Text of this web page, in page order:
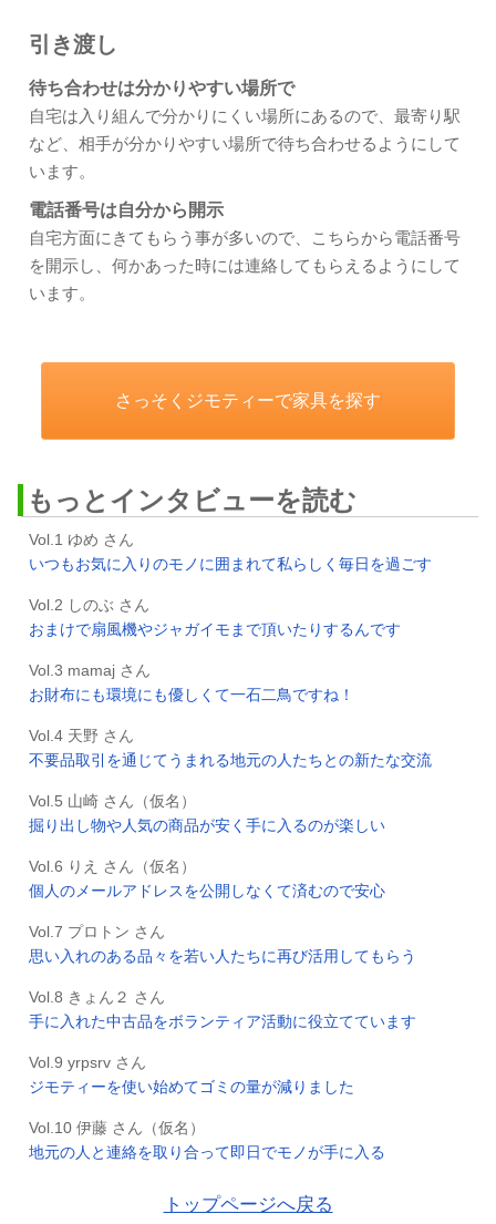
引き渡し
待ち合わせは分かりやすい場所で
自宅は入り組んで分かりにくい場所にあるので、最寄り駅
など、相手が分かりやすい場所で待ち合わせるようにして
います。
電話番号は自分から開示
自宅方面にきてもらう事が多いので、こちらから電話番号
を開示し、何かあった時には連絡してもらえるようにして
います。
さっそくジモティーで家具を探す
もっとインタビューを読む
Vol.1 ゆめ さん
いつもお気に入りのモノに囲まれて私らしく毎日を過ごす
Vol.2 しのぶ さん
おまけで扇風機やジャガイモまで頂いたりするんです
Vol.3 mamaj さん
お財布にも環境にも優しくて一石二鳥ですね！
Vol.4 天野 さん
不要品取引を通じてうまれる地元の人たちとの新たな交流
Vol.5 山崎 さん（仮名）
掘り出し物や人気の商品が安く手に入るのが楽しい
Vol.6 りえ さん（仮名）
個人のメールアドレスを公開しなくて済むので安心
Vol.7 プロトン さん
思い入れのある品々を若い人たちに再び活用してもらう
Vol.8 きょん２ さん
手に入れた中古品をボランティア活動に役立てています
Vol.9 yrpsrv さん
ジモティーを使い始めてゴミの量が減りました
Vol.10 伊藤 さん（仮名）
地元の人と連絡を取り合って即日でモノが手に入る
トップページへ戻る